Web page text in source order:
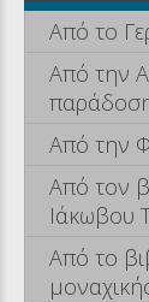
Από το
Από την
Από την
Από τον
Ιάκωβου
Από το